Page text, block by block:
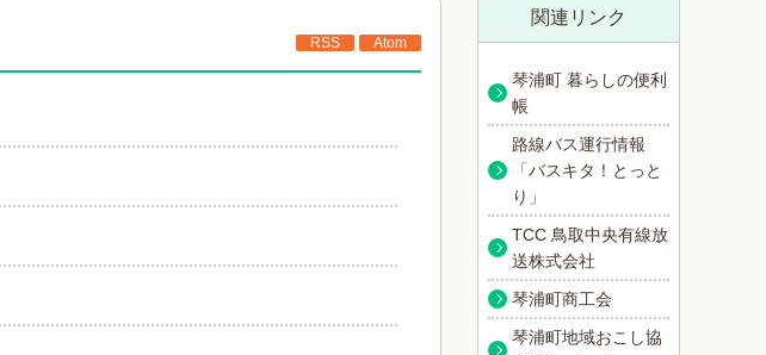
RSS Atom
関連リンク
琴浦町 暮らしの便利
帳
路線バス運行情報
「バスキタ！とっと
り」
TCC 鳥取中央有線放
送株式会社
琴浦町商工会
琴浦町地域おこし協